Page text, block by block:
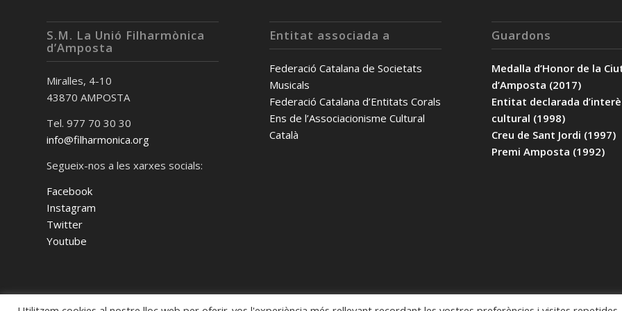
S.M. La Unió Filharmònica
d’Amposta
Miralles, 4-10
43870 AMPOSTA
Tel. 977 70 30 30
info@filharmonica.org
Segueix-nos a les xarxes socials:
Facebook
Instagram
Twitter
Youtube
Entitat associada a
Federació Catalana de Societats
Musicals
Federació Catalana d’Entitats Corals
Ens de l’Associacionisme Cultural
Català
Guardons
Medalla d’Honor de la
d’Amposta (2017)
Entitat declarada
cultural (1998)
Creu de Sant Jordi (1997)
Premi Amposta (1992)